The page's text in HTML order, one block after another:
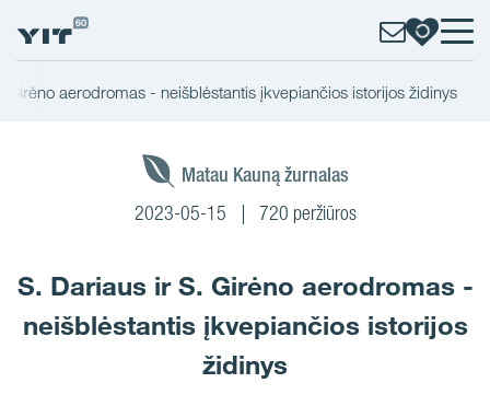
Girėno aerodromas - neišblėstantis įkvepiančios istorijos židinys
Matau Kauną žurnalas
2023-05-15 720 peržiūros
S. Dariaus ir S. Girėno aerodromas -
neišblėstantis įkvepiančios istorijos
židinys